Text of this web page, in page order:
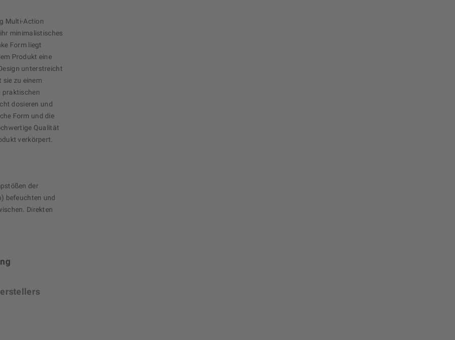
Multi-Action
minimalistisches
Form liegt
Produkt eine
unterstreicht
zu einem
praktischen
dosieren und
Form und die
Qualität
verkörpert.
der
befeuchten und
Direkten